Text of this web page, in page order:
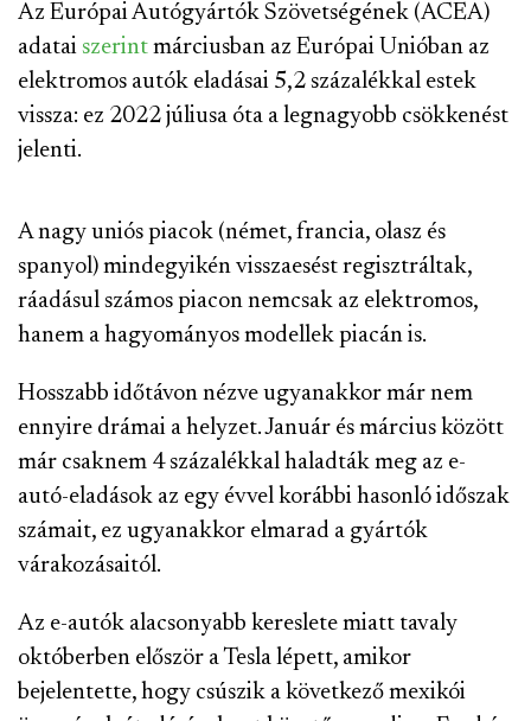
Az Európai Autógyártók Szövetségének (ACEA)
adatai szerint márciusban az Európai Unióban az
elektromos autók eladásai 5,2 százalékkal estek
vissza: ez 2022 júliusa óta a legnagyobb csökkenést
jelenti.
A nagy uniós piacok (német, francia, olasz és
spanyol) mindegyikén visszaesést regisztráltak,
ráadásul számos piacon nemcsak az elektromos,
hanem a hagyományos modellek piacán is.
Hosszabb időtávon nézve ugyanakkor már nem
ennyire drámai a helyzet. Január és március között
már csaknem 4 százalékkal haladták meg az e-
autó-eladások az egy évvel korábbi hasonló időszak
számait, ez ugyanakkor elmarad a gyártók
várakozásaitól.
Az e-autók alacsonyabb kereslete miatt tavaly
októberben először a Tesla lépett, amikor
bejelentette, hogy csúszik a következő mexikói